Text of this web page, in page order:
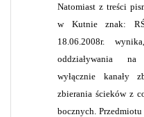
Natomiast z treści
w Kutnie znak:
18.06.2008r.
oddziaływania
wyłącznie kanały
zbierania ścieków z
bocznych.